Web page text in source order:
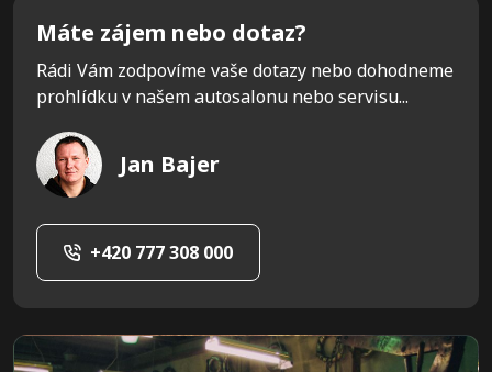
Máte zájem nebo dotaz?
Rádi Vám zodpovíme vaše dotazy nebo dohodneme
prohlídku v našem autosalonu nebo servisu...
Jan Bajer
+420 777 308 000